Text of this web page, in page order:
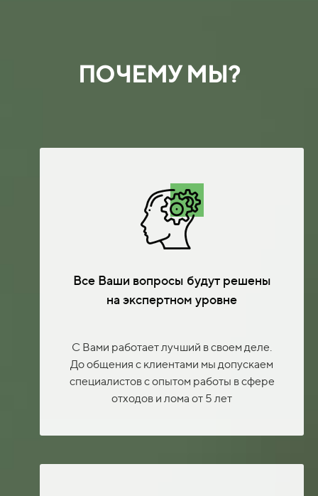
ПОЧЕМУ МЫ?
Все Ваши вопросы будут решены
на экспертном уровне
С Вами работает лучший в своем деле.
До общения с клиентами мы допускаем
специалистов с опытом работы в сфере
отходов и лома от 5 лет